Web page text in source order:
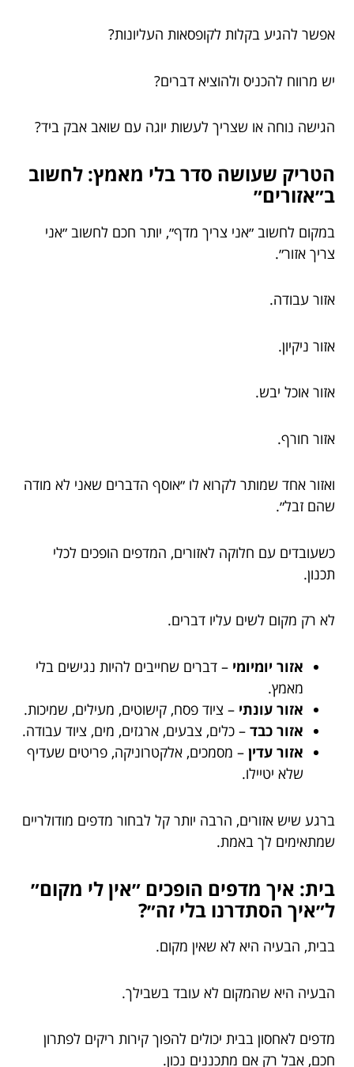
אפשר להגיע בקלות לקופסאות העליונות?
יש מרווח להכניס ולהוציא דברים?
הגישה נוחה או שצריך לעשות יוגה עם שואב אבק ביד?
הטריק שעושה סדר בלי מאמץ: לחשוב
ב״אזורים״
במקום לחשוב ״אני צריך מדף״, יותר חכם לחשוב ״אני
צריך אזור״.
אזור עבודה.
אזור ניקיון.
אזור אוכל יבש.
אזור חורף.
ואזור אחד שמותר לקרוא לו ״אוסף הדברים שאני לא מודה
שהם זבל״.
כשעובדים עם חלוקה לאזורים, המדפים הופכים לכלי
תכנון.
לא רק מקום לשים עליו דברים.
אזור יומיומי – דברים שחייבים להיות נגישים בלי
מאמץ.
אזור עונתי – ציוד פסח, קישוטים, מעילים, שמיכות.
אזור כבד – כלים, צבעים, ארגזים, מים, ציוד עבודה.
אזור עדין – מסמכים, אלקטרוניקה, פריטים שעדיף
שלא יטיילו.
ברגע שיש אזורים, הרבה יותר קל לבחור מדפים מודולריים
שמתאימים לך באמת.
בית: איך מדפים הופכים ״אין לי מקום״
ל״איך הסתדרנו בלי זה״?
בבית, הבעיה היא לא שאין מקום.
הבעיה היא שהמקום לא עובד בשבילך.
מדפים לאחסון בבית יכולים להפוך קירות ריקים לפתרון
חכם, אבל רק אם מתכננים נכון.